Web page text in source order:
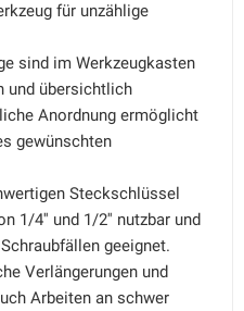
für unzählige
sind im Werkzeugkasten
und übersichtlich
Anordnung ermöglicht
gewünschten
Steckschlüssel
1/4'' und 1/2'' nutzbar und
geeignet.
Verlängerungen und
Arbeiten an schwer